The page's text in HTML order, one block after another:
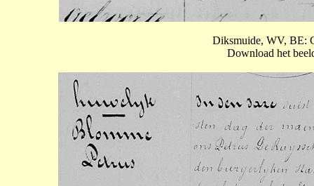
Diksmuide, WV, BE:
Download het